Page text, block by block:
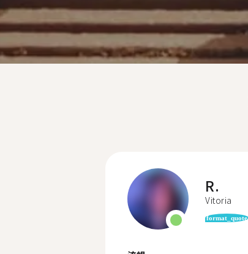
R.
Vitoria
format_quote